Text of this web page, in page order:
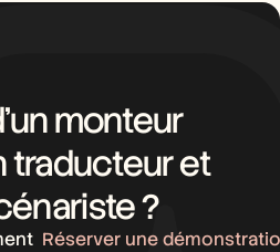
monteur
traducteur et
?
Réserver une